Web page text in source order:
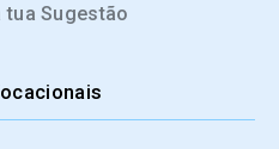
tua Sugestão